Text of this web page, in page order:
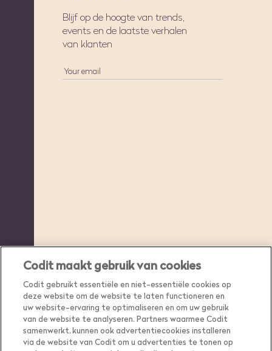
Blijf op de hoogte van trends,
events en de laatste verhalen
van klanten
Codit maakt gebruik van cookies
Codit gebruikt essentiële en niet-essentiële cookies op
deze website om de website te laten functioneren en
uw website-ervaring te optimaliseren en om uw gebruik
van de website te analyseren. Partners waarmee Codit
samenwerkt, kunnen ook advertentiecookies installeren
via de website van Codit om u advertenties te tonen op